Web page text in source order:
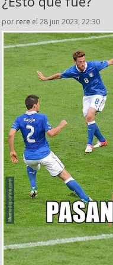
por rere el 28 jun 2023, 22:30